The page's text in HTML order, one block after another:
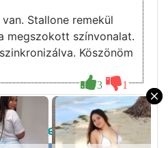
×
3 1
Stallone remekül
megszokott színvonalat.
Köszönöm
-havelszky